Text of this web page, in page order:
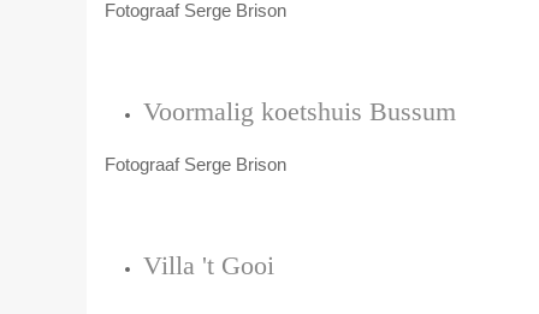
Fotograaf Serge Brison
Voormalig koetshuis Bussum
Fotograaf Serge Brison
Villa 't Gooi